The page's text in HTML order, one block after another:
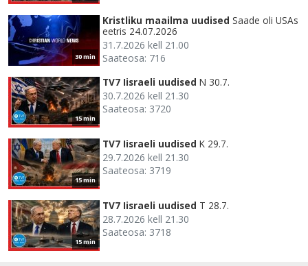
30 min
Kristliku maailma uudised Saade oli USAs
eetris 24.07.2026
31.7.2026 kell 21.00
Saateosa: 716
15 min
TV7 Iisraeli uudised N 30.7.
30.7.2026 kell 21.30
Saateosa: 3720
15 min
TV7 Iisraeli uudised K 29.7.
29.7.2026 kell 21.30
Saateosa: 3719
15 min
TV7 Iisraeli uudised T 28.7.
28.7.2026 kell 21.30
Saateosa: 3718